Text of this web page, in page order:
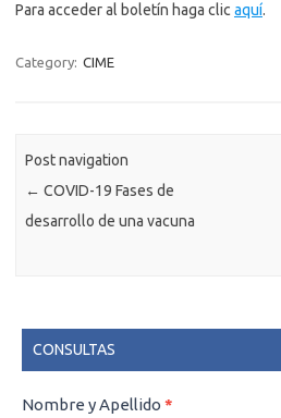
Para acceder al boletín haga clicaquí.
Category: CIME
Post navigation
← COVID-19 Fases de
desarrollo de una vacuna
CONSULTAS
CONSULTAS
Nombre y Apellido *